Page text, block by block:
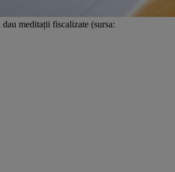
meditații fiscalizate (sursa: